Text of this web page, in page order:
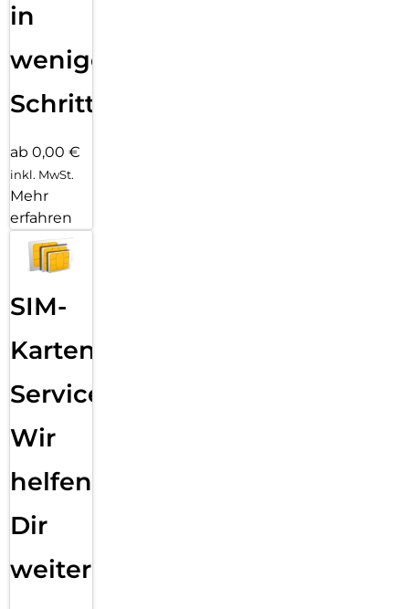
in
wenigen
Schritten
ab 0,00 €
inkl. MwSt.
Mehr
erfahren
SIM-
Karten
Service:
Wir
helfen
Dir
weiter